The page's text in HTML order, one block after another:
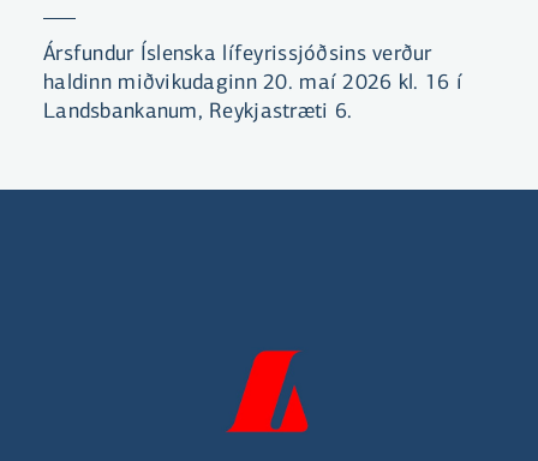
Ársfundur Íslenska lífeyrissjóðsins verður
haldinn miðvikudaginn 20. maí 2026 kl. 16 í
Landsbankanum, Reykjastræti 6.